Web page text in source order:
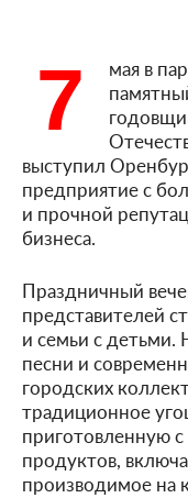
7
мая в
выступил
предприятие с
и прочной
бизнеса.
Праздничный
представителей
и семьи с детьми.
песни и
городских
традиционное
приготовленную
продуктов,
производимое на